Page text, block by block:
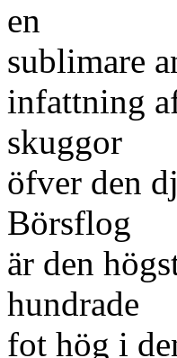
en
sublimare
infattning
skuggor
öfver den
Börsflog
är den
hundrade
fot hög i